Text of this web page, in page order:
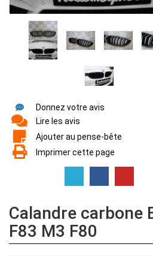
Donnez votre avis
Lire les avis
Ajouter au pense-bête
Imprimer cette page
Calandre carbone
F83 M3 F80